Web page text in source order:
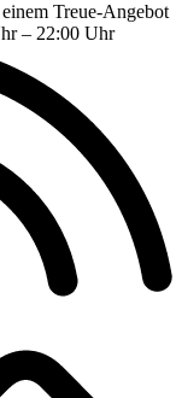
Treue-Angebot
– 22:00 Uhr